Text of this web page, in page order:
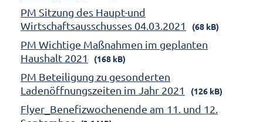
PM Sitzung des Haupt-und
Wirtschaftsausschusses 04.03.2021
(68 kB)
PM Wichtige Maßnahmen im geplanten
Haushalt 2021
(168 kB)
PM Beteiligung zu gesonderten
Ladenöffnungszeiten im Jahr 2021
(126 kB)
Flyer_Benefizwochenende am 11. und 12.